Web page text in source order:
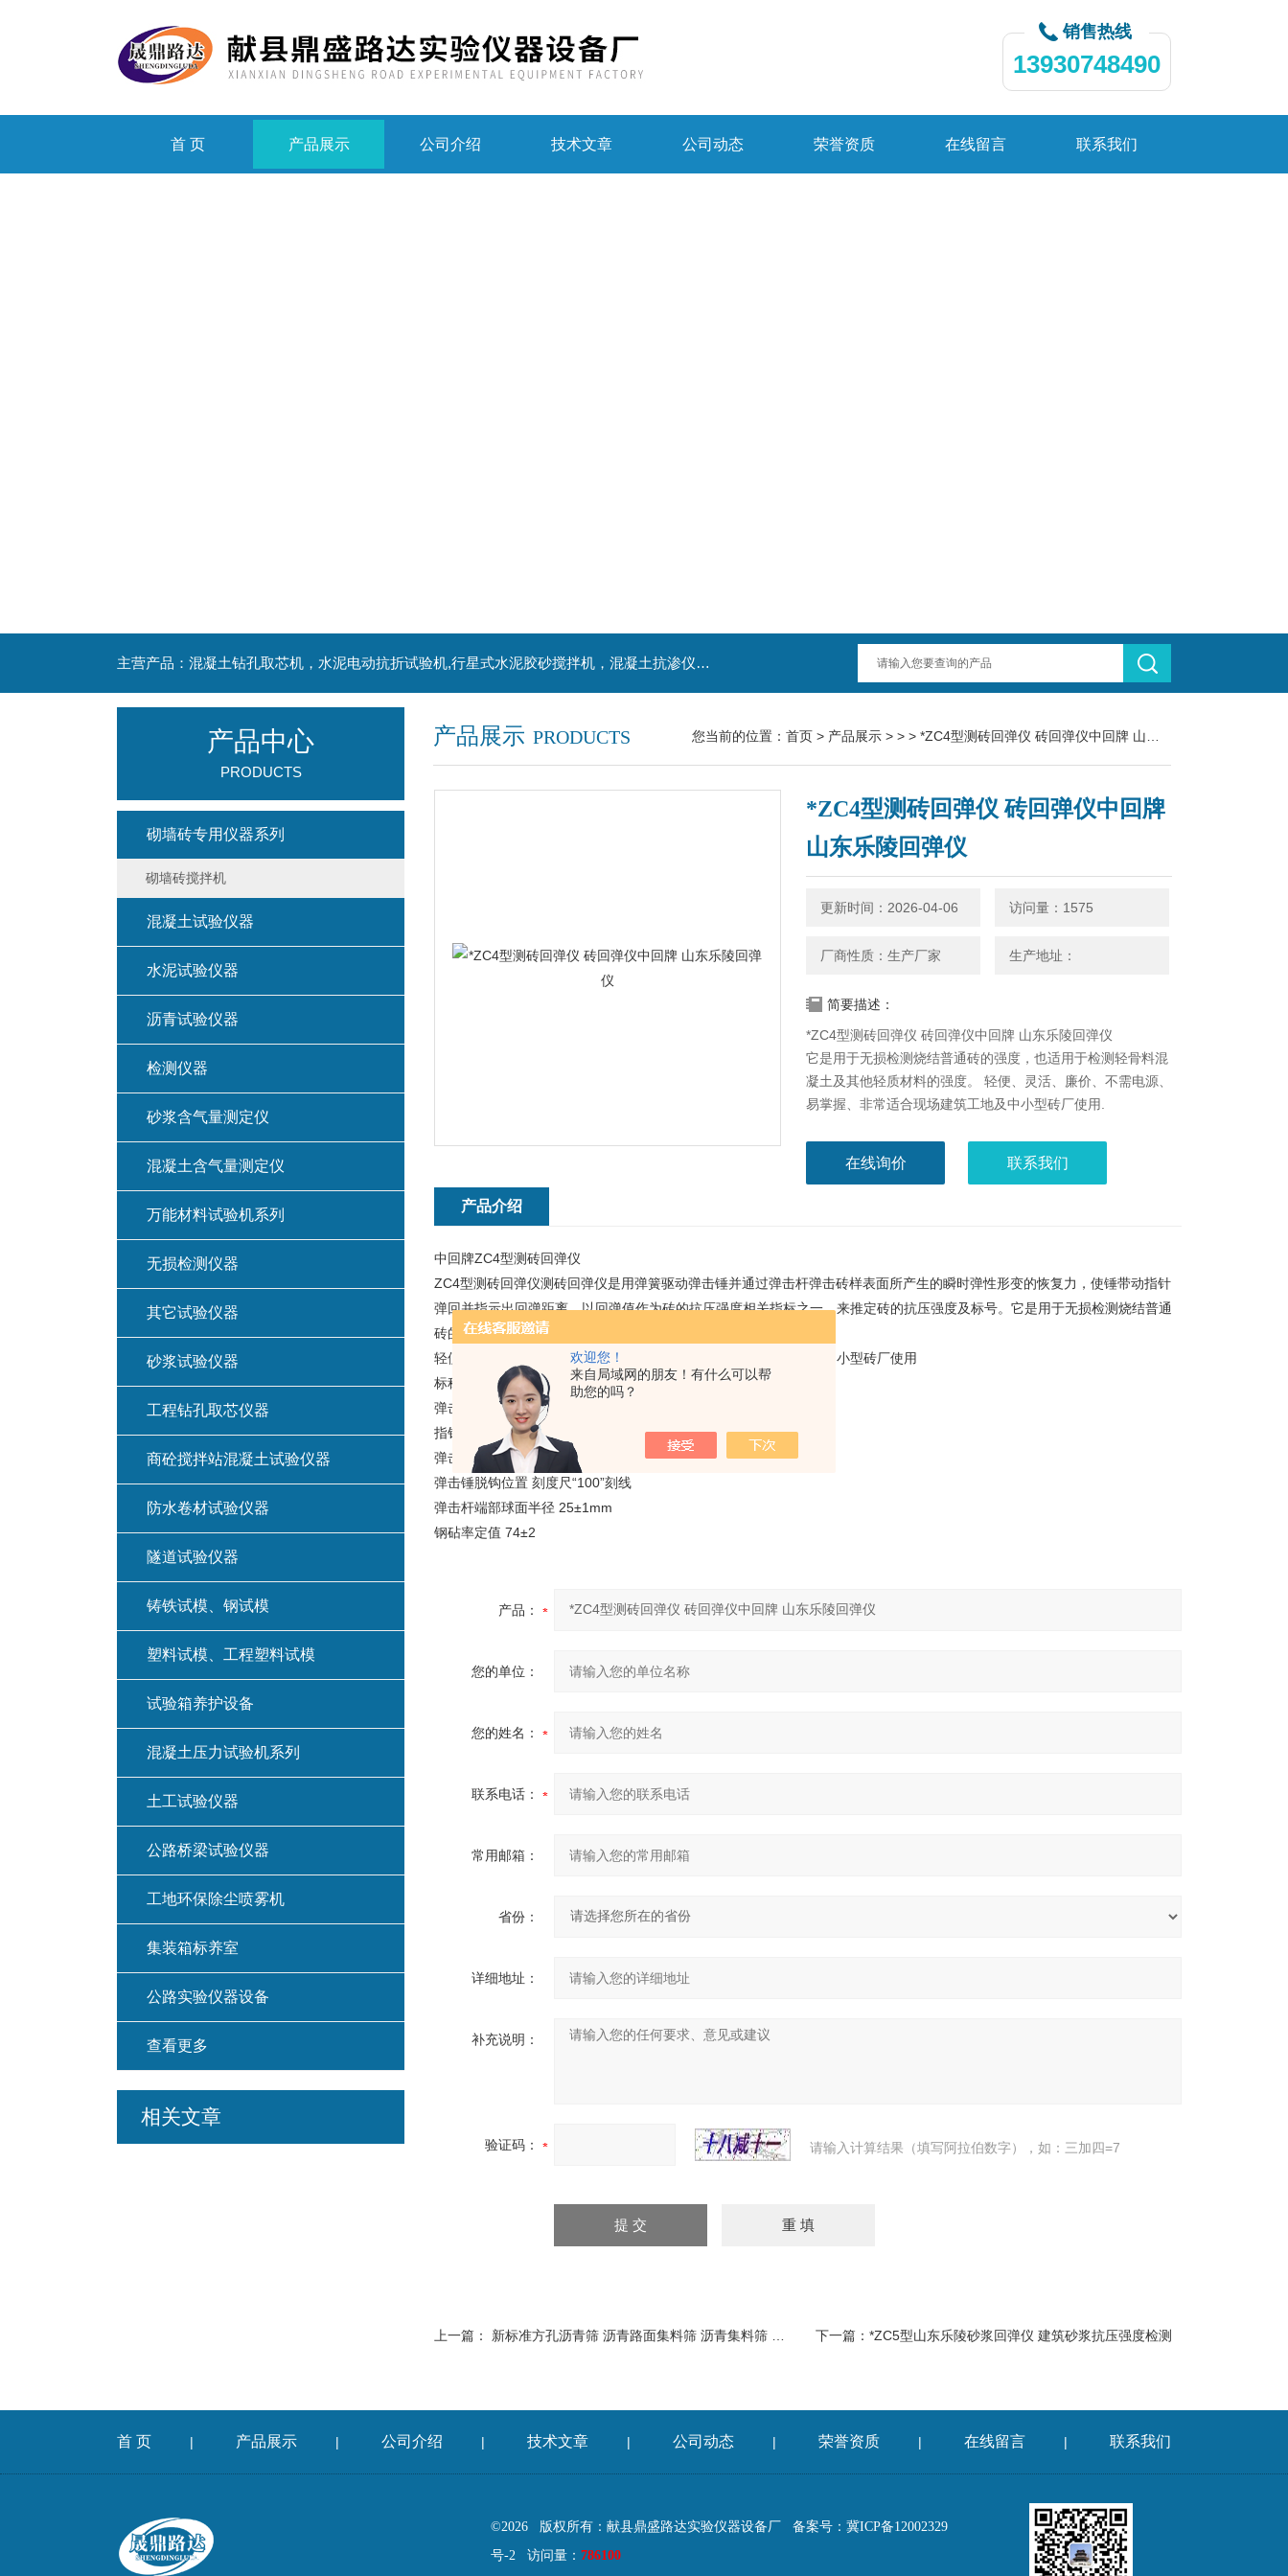
欢迎您！
来自局域网的朋友！有什么可以帮
助您的吗？
销售热线
13930748490
首 页 产品展示 公司介绍 技术文章 公司动态 荣誉资质 在线留言 联系我们
主营产品：混凝土钻孔取芯机，水泥电动抗折试验机,行星式水泥胶砂搅拌机，混凝土抗渗仪，水泥胶砂振实台，水泥净浆搅拌机，水泥细度负压筛析仪,混凝土含气量测定仪,混凝土振动台
产品展示 PRODUCTS 您当前的位置： 首页 > 产品展示 > > > *ZC4型测砖回弹仪 砖回弹仪中回牌 山东乐陵回弹仪
*ZC4型测砖回弹仪 砖回弹仪中回牌
山东乐陵回弹仪
更新时间：2026-04-06 访问量：1575
厂商性质：生产厂家 生产地址：
简要描述：
*ZC4型测砖回弹仪 砖回弹仪中回牌 山东乐陵回弹仪
它是用于无损检测烧结普通砖的强度，也适用于检测轻骨料混
凝土及其他轻质材料的强度。 轻便、灵活、廉价、不需电源、
易掌握、非常适合现场建筑工地及中小型砖厂使用.
在线询价 联系我们
产品介绍
中回牌ZC4型测砖回弹仪
ZC4型测砖回弹仪测砖回弹仪是用弹簧驱动弹击锤并通过弹击杆弹击砖样表面所产生的瞬时弹性形变的恢复力，使锤带动指针
弹回并指示出回弹距离，以回弹值作为砖的抗压强度相关指标之一，来推定砖的抗压强度及标号。它是用于无损检测烧结普通
砖的强度，也适用于检测轻骨料混凝土及其他轻质材料的强度。
轻便、灵活、廉价、不需电源、易掌握、非常适合现场建筑工地及中小型砖厂使用
标称动能 0.735J
弹击锤冲击长度 75±0.3mm
指针滑块的摩擦力 0.5±0.1N
弹击拉簧工作长度 61.5±0.3mm
弹击锤脱钩位置 刻度尺“100”刻线
弹击杆端部球面半径 25±1mm
钢砧率定值 74±2
产品：
您的单位：
您的姓名：
联系电话：
常用邮箱：
省份：
详细地址：
补充说明：
验证码： 请输入计算结果（填写阿拉伯数字），如：三加四=7
上一篇： 新标准方孔沥青筛 沥青路面集料筛 沥青集料筛 水泥干筛 石灰筛 下一篇： *ZC5型山东乐陵砂浆回弹仪 建筑砂浆抗压强度检测
产品中心
PRODUCTS
砌墙砖专用仪器系列
砌墙砖搅拌机
混凝土试验仪器
水泥试验仪器
沥青试验仪器
检测仪器
砂浆含气量测定仪
混凝土含气量测定仪
万能材料试验机系列
无损检测仪器
其它试验仪器
砂浆试验仪器
工程钻孔取芯仪器
商砼搅拌站混凝土试验仪器
防水卷材试验仪器
隧道试验仪器
铸铁试模、钢试模
塑料试模、工程塑料试模
试验箱养护设备
混凝土压力试验机系列
土工试验仪器
公路桥梁试验仪器
工地环保除尘喷雾机
集装箱标养室
公路实验仪器设备
查看更多
相关文章
首 页 | 产品展示 | 公司介绍 | 技术文章 | 公司动态 | 荣誉资质 | 在线留言 | 联系我们
©2026 版权所有：献县鼎盛路达实验仪器设备厂 备案号：冀ICP备12002329
号-2 访问量： 786100